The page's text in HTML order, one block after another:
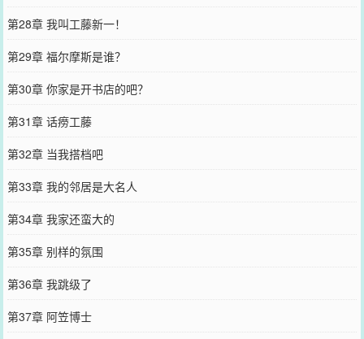
第28章 我叫工藤新一！
第29章 福尔摩斯是谁？
第30章 你家是开书店的吧？
第31章 话痨工藤
第32章 当我搭档吧
第33章 我的邻居是大名人
第34章 我家还蛮大的
第35章 别样的氛围
第36章 我跳级了
第37章 阿笠博士